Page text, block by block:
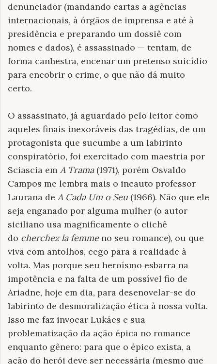
denunciador (mandando cartas a agências
internacionais, à órgãos de imprensa e até à
presidência e preparando um dossiê com
nomes e dados), é assassinado — tentam, de
forma canhestra, encenar um pretenso suicídio
para encobrir o crime, o que não dá muito
certo.
O assassinato, já aguardado pelo leitor como
aqueles finais inexoráveis das tragédias, de um
protagonista que sucumbe a um labirinto
conspiratório, foi exercitado com maestria por
Sciascia em A Trama(1971), porém Osvaldo
Campos me lembra mais o incauto professor
Laurana de A Cada Um o Seu(1966). Não que ele
seja enganado por alguma mulher (o autor
siciliano usa magnificamente o clichê
do cherchez la femmeno seu romance), ou que
viva com antolhos, cego para a realidade à
volta. Mas porque seu heroísmo esbarra na
impotência e na falta de um possível fio de
Ariadne, hoje em dia, para desenovelar-se do
labirinto de desmoralização ética à nossa volta.
Isso me faz invocar Lukács e sua
problematização da ação épica no romance
enquanto gênero: para que o épico exista, a
ação do herói deve ser necessária (mesmo que